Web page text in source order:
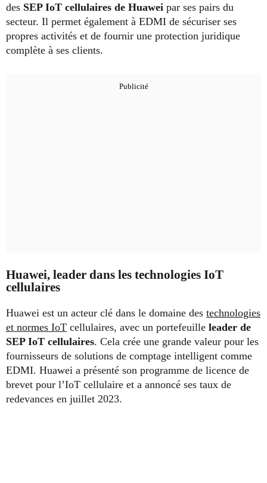
des SEP IoT cellulaires de Huawei par ses pairs du
secteur. Il permet également à EDMI de sécuriser ses
propres activités et de fournir une protection juridique
complète à ses clients.
Huawei, leader dans les technologies IoT
cellulaires
Huawei est un acteur clé dans le domaine des technologies
et normes IoT cellulaires, avec un portefeuille leader de
SEP IoT cellulaires. Cela crée une grande valeur pour les
fournisseurs de solutions de comptage intelligent comme
EDMI. Huawei a présenté son programme de licence de
brevet pour l’IoT cellulaire et a annoncé ses taux de
redevances en juillet 2023.